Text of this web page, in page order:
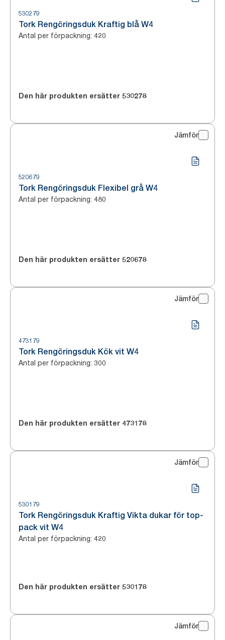
530279
Tork Rengöringsduk Kraftig blå W4
Antal per förpackning: 420
Den här produkten ersätter 530278
Jämför
520679
Tork Rengöringsduk Flexibel grå W4
Antal per förpackning: 480
Den här produkten ersätter 520678
Jämför
473179
Tork Rengöringsduk Kök vit W4
Antal per förpackning: 300
Den här produkten ersätter 473178
Jämför
530179
Tork Rengöringsduk Kraftig Vikta dukar för top-
pack vit W4
Antal per förpackning: 420
Den här produkten ersätter 530178
Jämför